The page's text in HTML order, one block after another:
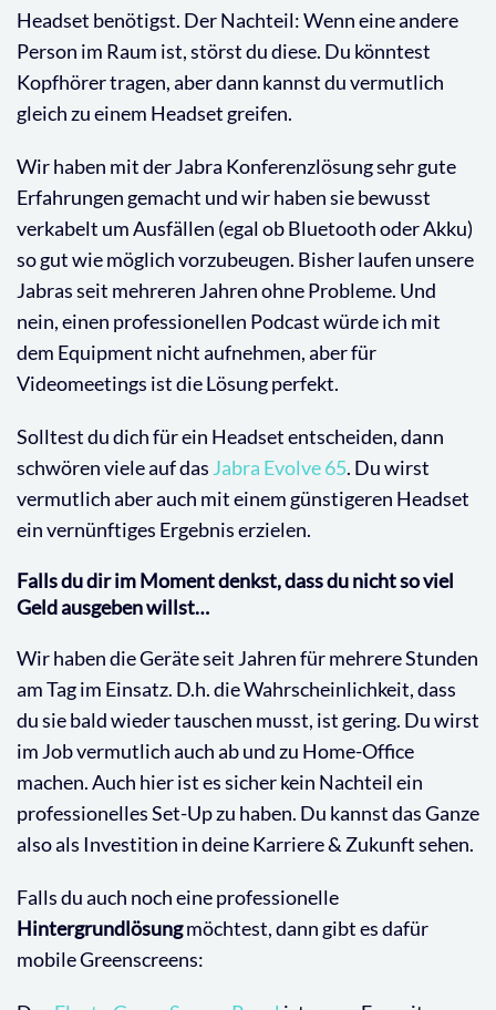
Headset benötigst. Der Nachteil: Wenn eine andere
Person im Raum ist, störst du diese. Du könntest
Kopfhörer tragen, aber dann kannst du vermutlich
gleich zu einem Headset greifen.
Wir haben mit der Jabra Konferenzlösung sehr gute
Erfahrungen gemacht und wir haben sie bewusst
verkabelt um Ausfällen (egal ob Bluetooth oder Akku)
so gut wie möglich vorzubeugen. Bisher laufen unsere
Jabras seit mehreren Jahren ohne Probleme. Und
nein, einen professionellen Podcast würde ich mit
dem Equipment nicht aufnehmen, aber für
Videomeetings ist die Lösung perfekt.
Solltest du dich für ein Headset entscheiden, dann
schwören viele auf das Jabra Evolve 65. Du wirst
vermutlich aber auch mit einem günstigeren Headset
ein vernünftiges Ergebnis erzielen.
Falls du dir im Moment denkst, dass du nicht so viel
Geld ausgeben willst…
Wir haben die Geräte seit Jahren für mehrere Stunden
am Tag im Einsatz. D.h. die Wahrscheinlichkeit, dass
du sie bald wieder tauschen musst, ist gering. Du wirst
im Job vermutlich auch ab und zu Home-Office
machen. Auch hier ist es sicher kein Nachteil ein
professionelles Set-Up zu haben. Du kannst das Ganze
also als Investition in deine Karriere & Zukunft sehen.
Falls du auch noch eine professionelle
Hintergrundlösungmöchtest, dann gibt es dafür
mobile Greenscreens: